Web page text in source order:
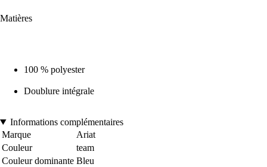
Matières
100 % polyester
Doublure intégrale
Informations complémentaires
Marque
Ariat
Couleur
team
Couleur dominante Bleu